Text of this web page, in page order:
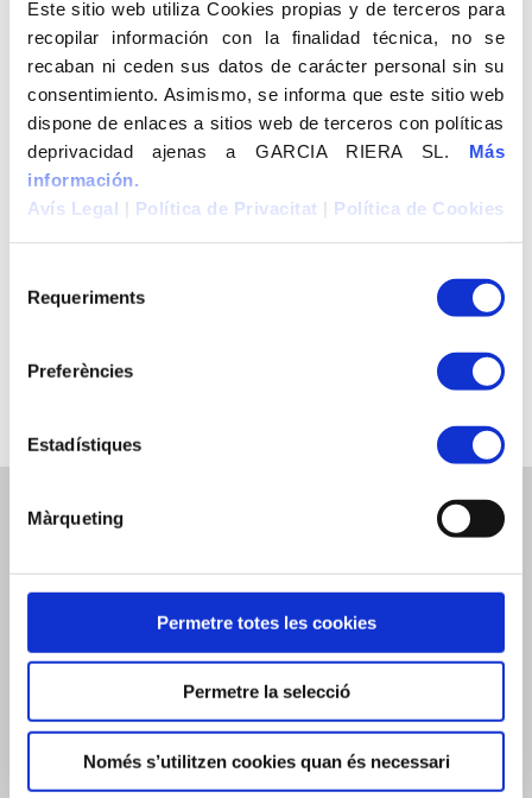
Este sitio web utiliza Cookies propias y de terceros para
recopilar información con la finalidad técnica, no se
recaban ni ceden sus datos de carácter personal sin su
consentimiento. Asimismo, se informa que este sitio web
dispone de enlaces a sitios web de terceros con políticas
deprivacidad ajenas a GARCIA RIERA SL. Más
información.
Avís Legal | Política de Privacitat | Política de Cookies
Requeriments
Preferències
Estadístiques
Màrqueting
Permetre totes les cookies
Permetre la selecció
Només s’utilitzen cookies quan és necessari
Avinguda Ramon d’Olzina, 48-50
43480 Vila-seca (Tarragona)
Mòbil. 650975609
e-mail: info@garciariera.es